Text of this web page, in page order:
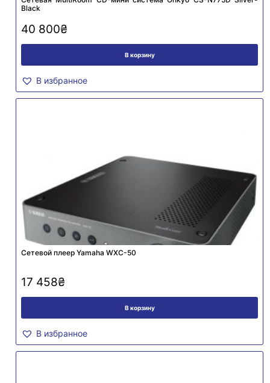
Black
40 800₴
В корзину
В избранное
Сетевой плеер Yamaha WXC-50
17 458₴
В корзину
В избранное